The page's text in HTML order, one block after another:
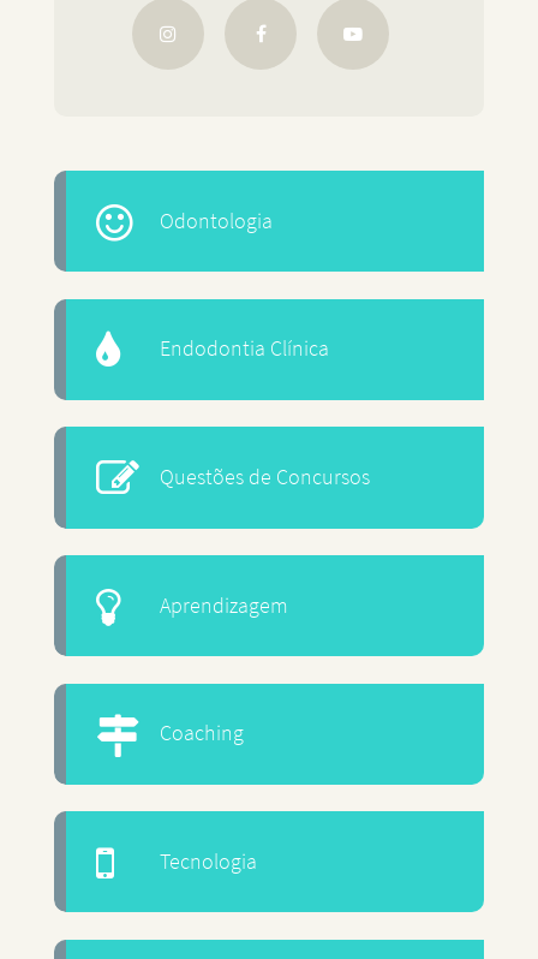
Odontologia
Endodontia Clínica
Questões de Concursos
Aprendizagem
Coaching
Tecnologia